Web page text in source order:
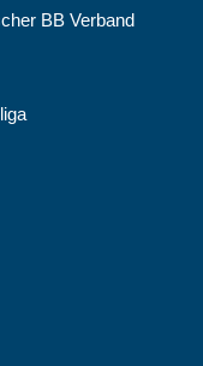
BB Verband